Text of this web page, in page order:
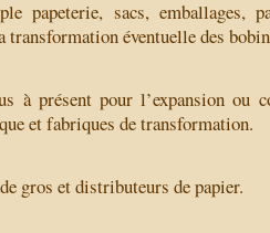
papeterie, sacs, emballages,
éventuelle des
à présent pour l’expansion ou
et fabriques de transformation.
gros et distributeurs de papier.